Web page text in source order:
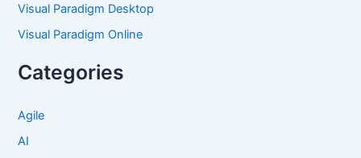
Visual Paradigm Desktop
Visual Paradigm Online
Categories
Agile
AI